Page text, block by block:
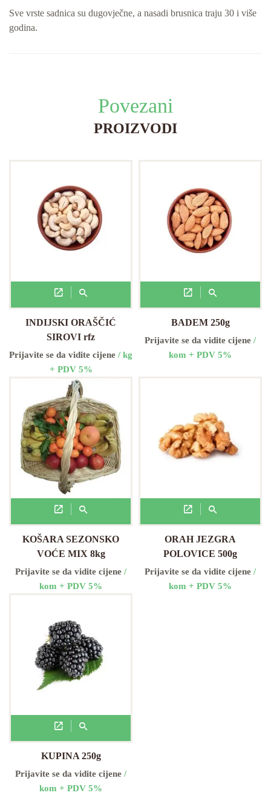
Sve vrste sadnica su dugovječne, a nasadi brusnica traju 30 i više
godina.
Povezani
PROIZVODI
INDIJSKI ORAŠČIĆ
SIROVI rfz
Prijavite se da vidite cijene / kg
+ PDV 5%
BADEM 250g
Prijavite se da vidite cijene /
kom + PDV 5%
KOŠARA SEZONSKO
VOĆE MIX 8kg
Prijavite se da vidite cijene /
kom + PDV 5%
ORAH JEZGRA
POLOVICE 500g
Prijavite se da vidite cijene /
kom + PDV 5%
KUPINA 250g
Prijavite se da vidite cijene /
kom + PDV 5%